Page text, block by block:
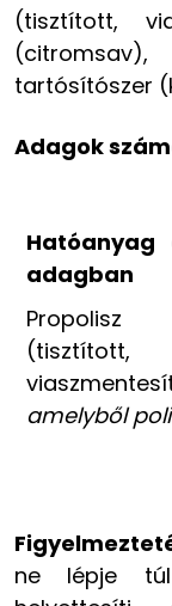
(tisztított,
tartósítószer
Adagok
adagban
Propolisz
(tisztított,
amelyből
ne lépje